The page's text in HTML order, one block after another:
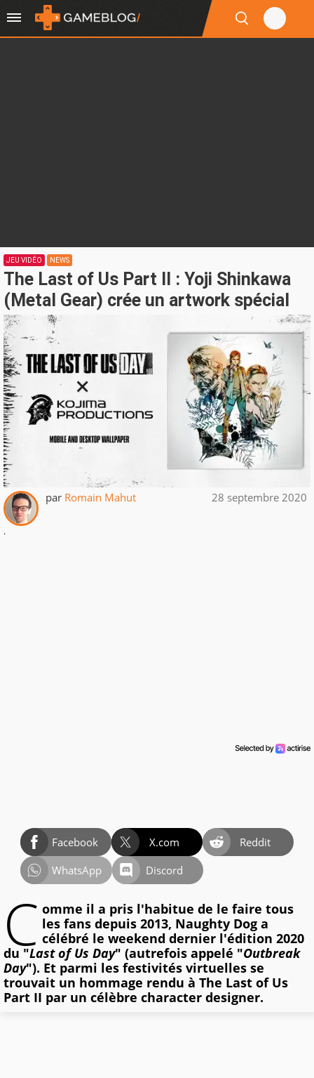
JEU VIDÉO NEWS
The Last of Us Part II : Yoji Shinkawa
(Metal Gear) crée un artwork spécial
par Romain Mahut 28 septembre 2020
.
Facebook X.com
Reddit
WhatsApp
Discord
C omme il a pris l'habitue de le faire tous
les fans depuis 2013, Naughty Dog a
célébré le weekend dernier l'édition 2020
du "Last of Us Day" (autrefois appelé "Outbreak
Day"). Et parmi les festivités virtuelles se
trouvait un hommage rendu à The Last of Us
Part II par un célèbre character designer.